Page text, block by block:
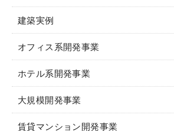
建築実例
オフィス系開発事業
ホテル系開発事業
大規模開発事業
賃貸マンション開発事業